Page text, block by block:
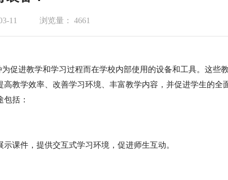
11 浏览量： 4661
促进教学和学习过程而在学校内部使用的设备和工具。这些
教学效率、改善学习环境、丰富教学内容，并促进学生的全
括：
课件，提供交互式学习环境，促进师生互动。